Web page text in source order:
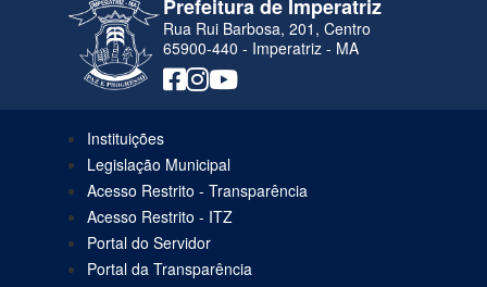
Prefeitura de Imperatriz
Rua Rui Barbosa, 201, Centro
65900-440 - Imperatriz - MA
Instituições
Legislação Municipal
Acesso Restrito - Transparência
Acesso Restrito - ITZ
Portal do Servidor
Portal da Transparência